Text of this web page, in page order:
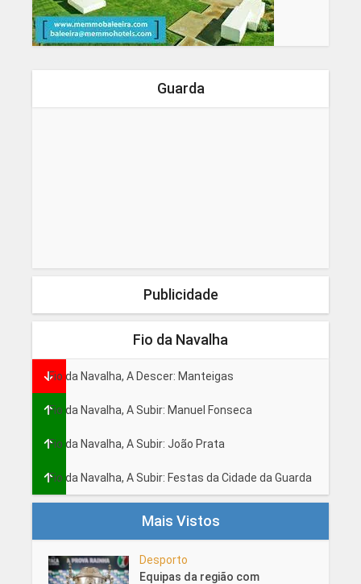
Guarda
Publicidade
Fio da Navalha
Fio da Navalha, A Descer: Manteigas
Fio da Navalha, A Subir: Manuel Fonseca
Fio da Navalha, A Subir: João Prata
Fio da Navalha, A Subir: Festas da Cidade da Guarda
Mais Vistos
Desporto
Equipas da região com